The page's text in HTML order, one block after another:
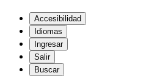
Accesibilidad
Idiomas
Ingresar
Salir
Buscar